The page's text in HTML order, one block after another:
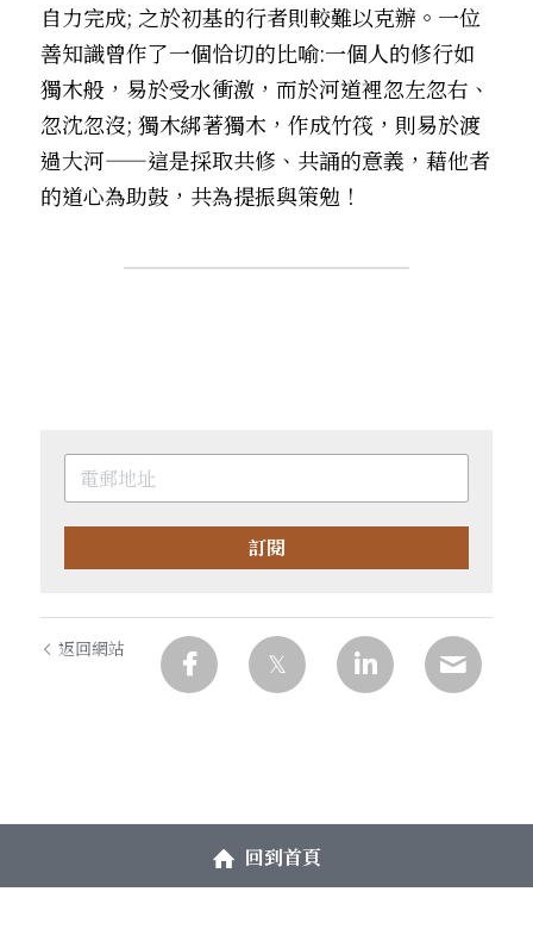
自力完成; 之於初基的行者則較難以克辦。一位
善知識曾作了一個恰切的比喻:一個人的修行如
獨木般，易於受水衝激，而於河道裡忽左忽右、
忽沈忽沒; 獨木綁著獨木，作成竹筏，則易於渡
過大河——這是採取共修、共誦的意義，藉他者
的道心為助鼓，共為提振與策勉！
訂閱
返回網站
回到首頁